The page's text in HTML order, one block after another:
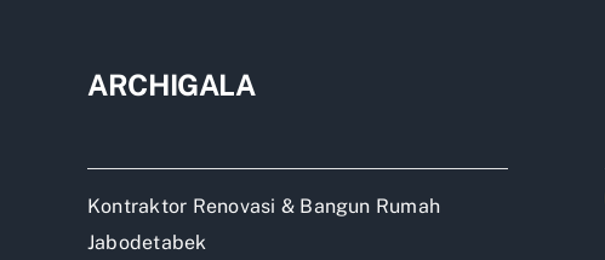
ARCHIGALA
Kontraktor Renovasi & Bangun Rumah
Jabodetabek